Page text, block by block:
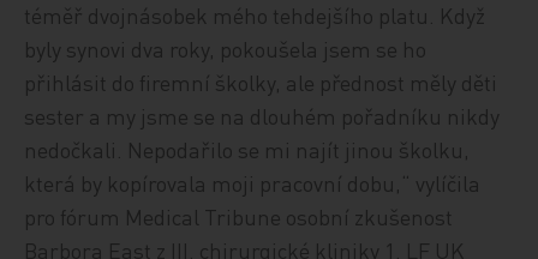
téměř dvojnásobek mého tehdejšího platu. Když
byly synovi dva roky, pokoušela jsem se ho
přihlásit do firemní školky, ale přednost měly děti
sester a my jsme se na dlouhém pořadníku nikdy
nedočkali. Nepodařilo se mi najít jinou školku,
která by kopírovala moji pracovní dobu,“ vylíčila
pro fórum Medical Tribune osobní zkušenost
Barbora East z III. chirurgické kliniky 1. LF UK